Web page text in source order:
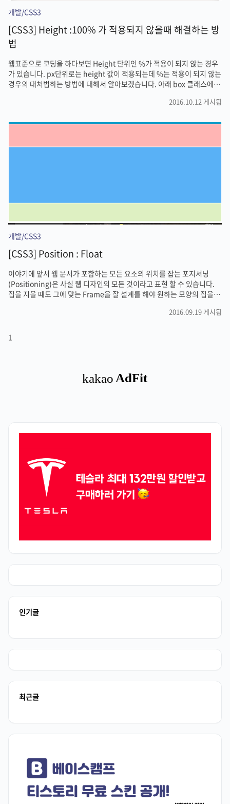
개발/CSS3
[CSS3] Height :100% 가 적용되지 않을때 해결하는 방
법
웹표준으로 코딩을 하다보면 Height 단위인 %가 적용이 되지 않는 경우
가 있습니다. px단위로는 height 값이 적용되는데 %는 적용이 되지 않는
경우의 대처법하는 방법에 대해서 알아보겠습니다. 아래 box 클래스에
있습니다.하지만, 필요할 경우를 대비해서 한번 알아보도록하죠.
있는데요.html과 body 태그에 height 100%를 넣어주는 방법입니다.
됨을 확인하실 수 있습니다. 원인 : %는 상대적인 값인데 div의 height값
2016.10.12 게시됨
개발/CSS3
[CSS3] Position : Float
이야기에 앞서 웹 문서가 포함하는 모든 요소의 위치를 잡는 포지셔닝
(Positioning)은 사실 웹 디자인의 모든 것이라고 표현 할 수 있습니다.
집을 지을 때도 그에 맞는 Frame을 잘 설계를 해야 원하는 모양의 집을 잘
의 Layout을 잘 잡아놔야 그 다음 세부적인 디자인을 쉽게 적용시킬 수 있
잘 사용해야만 원하는 결과를 얻을 수 있을뿐더러, 현재의 기술로 포지셔
2016.09.19 게시됨
1
인기글
최근글